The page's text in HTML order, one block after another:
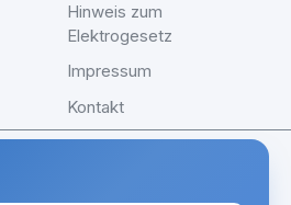
Hinweis zum
Elektrogesetz
Impressum
Kontakt